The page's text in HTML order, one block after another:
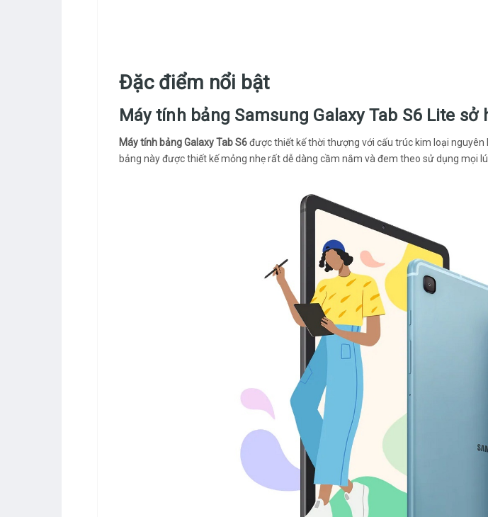
Đặc điểm nổi bật
Máy tính bảng Samsung Galaxy Tab S6 Lite
Máy tính bảng Galaxy Tab S6được thiết kế thời thượng với cấu trúc kim loại nguyên
bảng này được thiết kế mỏng nhẹ rất dễ dàng cầm nắm và đem theo sử dụng mọi